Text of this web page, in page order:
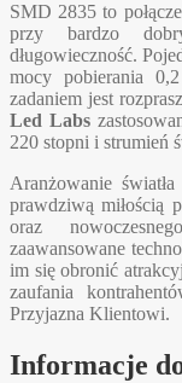
SMD 2835 to
przy bardzo
długowieczność.
mocy pobierania
zadaniem jest
Led Labs
220 stopni i strumień
Aranżowanie
prawdziwą miłością
oraz
zaawansowane
im się obronić
zaufania
Przyjazna Klientowi.
Informacje